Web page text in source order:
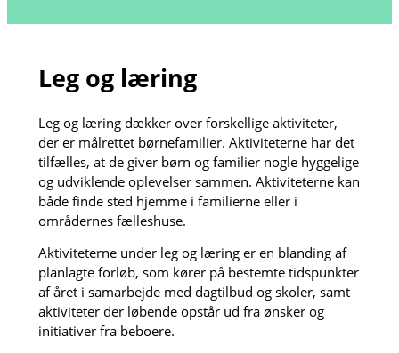
Leg og læring
Leg og læring dækker over forskellige aktiviteter,
der er målrettet børnefamilier. Aktiviteterne har det
tilfælles, at de giver børn og familier nogle hyggelige
og udviklende oplevelser sammen. Aktiviteterne kan
både finde sted hjemme i familierne eller i
områdernes fælleshuse.
Aktiviteterne under leg og læring er en blanding af
planlagte forløb, som kører på bestemte tidspunkter
af året i samarbejde med dagtilbud og skoler, samt
aktiviteter der løbende opstår ud fra ønsker og
initiativer fra beboere.